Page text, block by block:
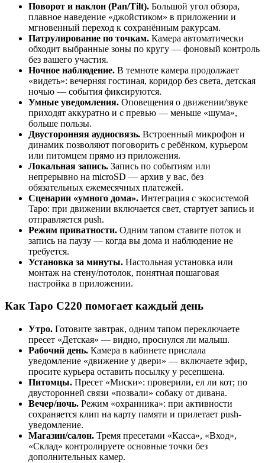
Поворот и наклон (Pan/Tilt). Большой угол обзора,
плавное наведение «джойстиком» в приложении и
мгновенный переход к сохранённым ракурсам.
Патрулирование по точкам. Камера автоматически
обходит выбранные зоны по кругу — фоновый контроль
без вашего участия.
Ночное наблюдение. В темноте камера продолжает
«видеть»: вечерняя гостиная, коридор без света, детская
ночью — события фиксируются.
Умные уведомления. Оповещения о движении/звуке
приходят аккуратно и с превью — меньше «шума»,
больше пользы.
Двусторонняя аудиосвязь. Встроенный микрофон и
динамик позволяют поговорить с ребёнком, курьером
или питомцем прямо из приложения.
Локальная запись. Запись по событиям или
непрерывно на microSD — архив у вас, без
обязательных ежемесячных платежей.
Сценарии «умного дома». Интеграция с экосистемой
Tapo: при движении включается свет, стартует запись и
отправляется push.
Режим приватности. Одним тапом ставите поток и
запись на паузу — когда вы дома и наблюдение не
требуется.
Установка за минуты. Настольная установка или
монтаж на стену/потолок, понятная пошаговая
настройка в приложении.
Как Tapo C220 помогает каждый день
Утро. Готовите завтрак, одним тапом переключаете
пресет «Детская» — видно, проснулся ли малыш.
Рабочий день. Камера в кабинете прислала
уведомление «движение у двери» — включаете эфир,
просите курьера оставить посылку у ресепшена.
Питомцы. Пресет «Миски»: проверили, ел ли кот; по
двусторонней связи «позвали» собаку от дивана.
Вечер/ночь. Режим «охранника»: при активности
сохраняется клип на карту памяти и прилетает push-
уведомление.
Магазин/салон. Тремя пресетами «Касса», «Вход»,
«Склад» контролируете основные точки без
дополнительных камер.